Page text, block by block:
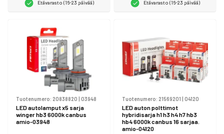
Etävarasto (16-23 päivää) Etävarasto (16-23 päivää)
Tuotenumero: 20838820 | 03948
LED autolamput x5 sarja
winger hb3 6000k canbus
amio-03948
Tuotenumero: 21569201 | 04120
LED auton polttimot
hybridisarja h1 h3 h4 h7 hb3
hb4 6000k canbus 16 sarjaa.
amio-04120